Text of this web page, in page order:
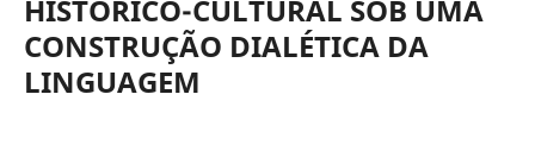
HISTÓRICO-CULTURAL SOB UMA
CONSTRUÇÃO DIALÉTICA DA
LINGUAGEM